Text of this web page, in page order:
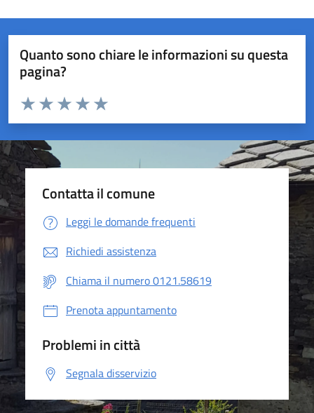
Quanto sono chiare le informazioni su questa
pagina?
Valuta da 1 a 5 stelle la pagina
Valuta 5 stelle su 5
Valuta 4 stelle su 5
Valuta 3 stelle su 5
Valuta 2 stelle su 5
Valuta 1 stelle su 5
Contatta il comune
Leggi le domande frequenti
Richiedi assistenza
Chiama il numero 0121.58619
Prenota appuntamento
Problemi in città
Segnala disservizio